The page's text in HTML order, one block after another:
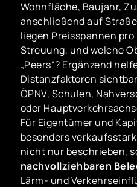
Wohnfläche, Baujahr,
anschließend auf
liegen Preisspannen pro
Streuung, und welche
„Peers“? Ergänzend
Distanzfaktoren
ÖPNV, Schulen,
oder
Für Eigentümer und
besonders
nicht nur beschrieben,
nachvollziehbaren
Lärm- und